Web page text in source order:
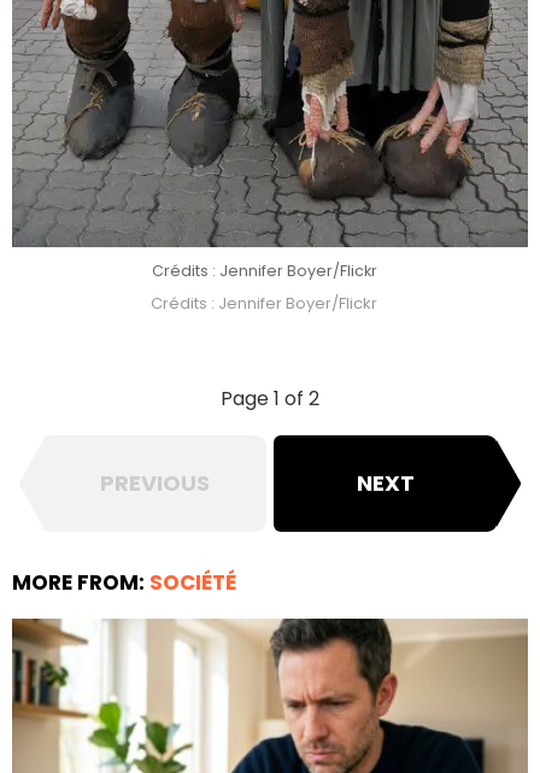
Crédits : Jennifer Boyer/Flickr
Crédits : Jennifer Boyer/Flickr
Page 1 of 2
PREVIOUS NEXT
MORE FROM: SOCIÉTÉ